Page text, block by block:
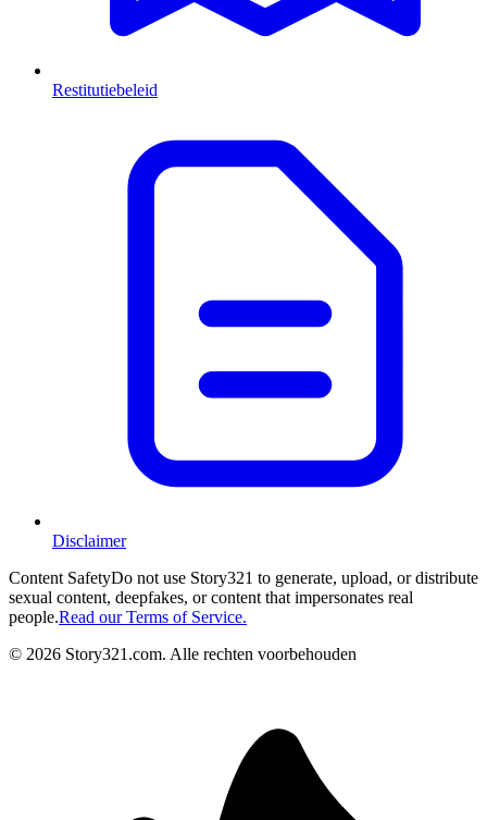
Restitutiebeleid
Disclaimer
Content SafetyDo not use Story321 to generate, upload, or distribute
sexual content, deepfakes, or content that impersonates real
people.Read our Terms of Service.
© 2026 Story321.com. Alle rechten voorbehouden